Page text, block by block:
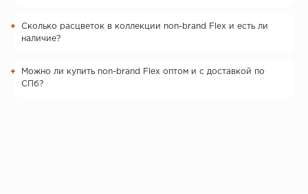
Сколько расцветок в коллекции non-brand Flex и есть ли
наличие?
Можно ли купить non-brand Flex оптом и с доставкой по
СПб?